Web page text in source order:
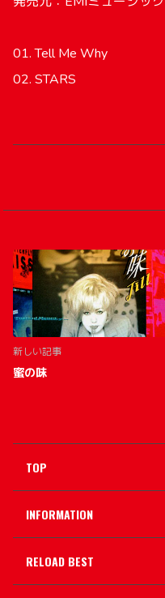
01. Tell Me Why
02. STARS
新しい記事
蜜の味
TOP
INFORMATION
RELOAD BEST